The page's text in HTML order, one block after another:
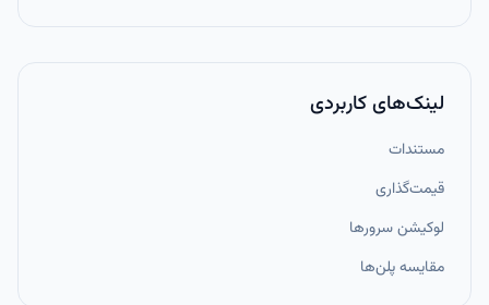
لینک‌های کاربردی
مستندات
قیمت‌گذاری
لوکیشن سرورها
مقایسه پلن‌ها